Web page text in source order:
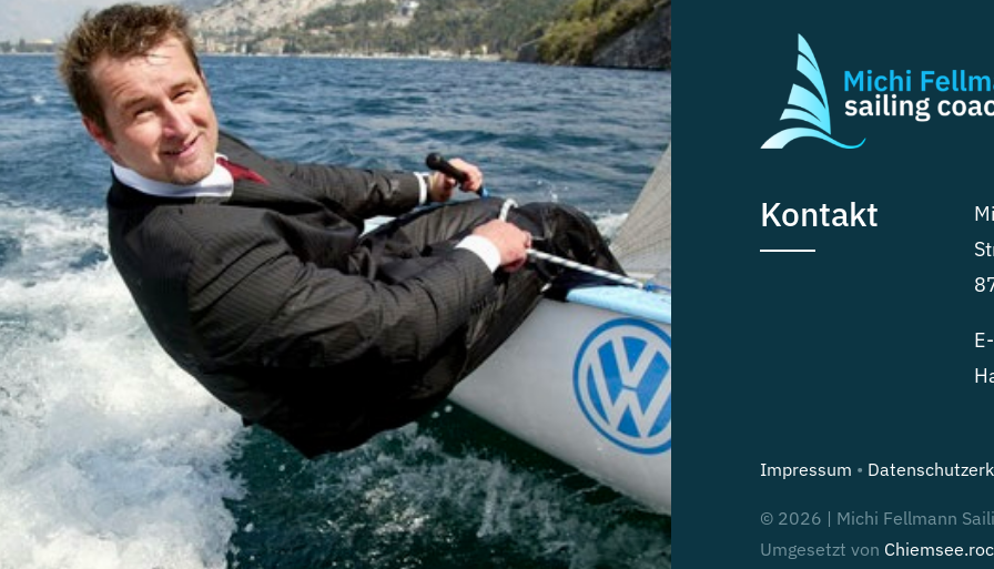
Kontakt
Impressum •
© 2026 | Michi Fellmann
Umgesetzt von